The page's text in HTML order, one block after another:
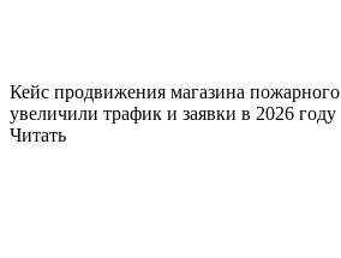
Кейс продвижения магазина
увеличили трафик и заявки в 2026 году
Читать